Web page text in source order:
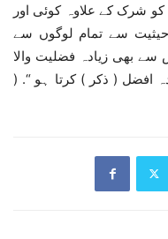
شرک کے علاوہ کوئی اور
سے تمام لوگوں سے
بھی زیادہ فضلیت والا
افضل ( ذکر ) کرتا ہو “. (